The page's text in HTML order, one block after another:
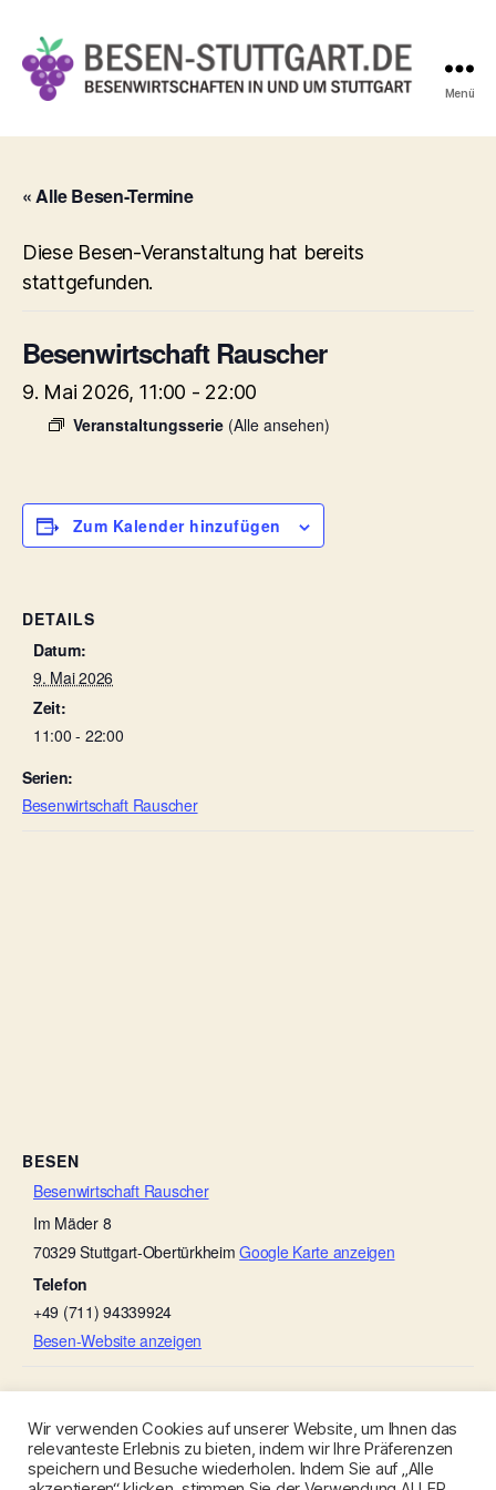
Stuttgart.de
Menü
« Alle Besen-Termine
Diese Besen-Veranstaltung hat bereits
stattgefunden.
Besenwirtschaft Rauscher
9. Mai 2026, 11:00 - 22:00
Veranstaltungsserie (Alle ansehen)
Zum Kalender hinzufügen
DETAILS
Datum:
9. Mai 2026
Zeit:
11:00 - 22:00
Serien:
Besenwirtschaft Rauscher
BESEN
Besenwirtschaft Rauscher
Im Mäder 8
70329 Stuttgart-Obertürkheim Google Karte anzeigen
Telefon
+49 (711) 94339924
Besen-Website anzeigen
Wir verwenden Cookies auf unserer Website, um Ihnen das
relevanteste Erlebnis zu bieten, indem wir Ihre Präferenzen
speichern und Besuche wiederholen. Indem Sie auf „Alle